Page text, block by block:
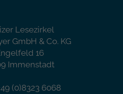
Lesezirkel
GmbH & Co. KG
16
Immenstadt
(0)8323 6068